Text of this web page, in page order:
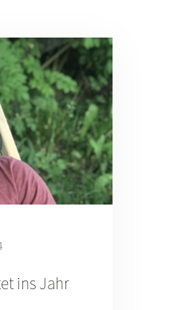
ins Jahr
in der Fußzeile jeder E-Mail, die Du von
Wir werden Deine Informationen mit
Du auf unserer Website. Indem Du unten
mit diesen Bedingungen verarbeiten